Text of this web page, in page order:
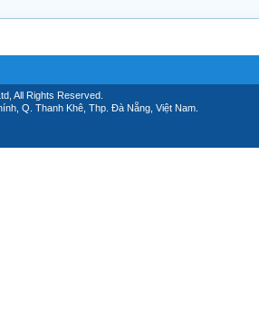
All Rights Reserved.
Q. Thanh Khê, Thp. Đà Nẵng, Việt Nam.